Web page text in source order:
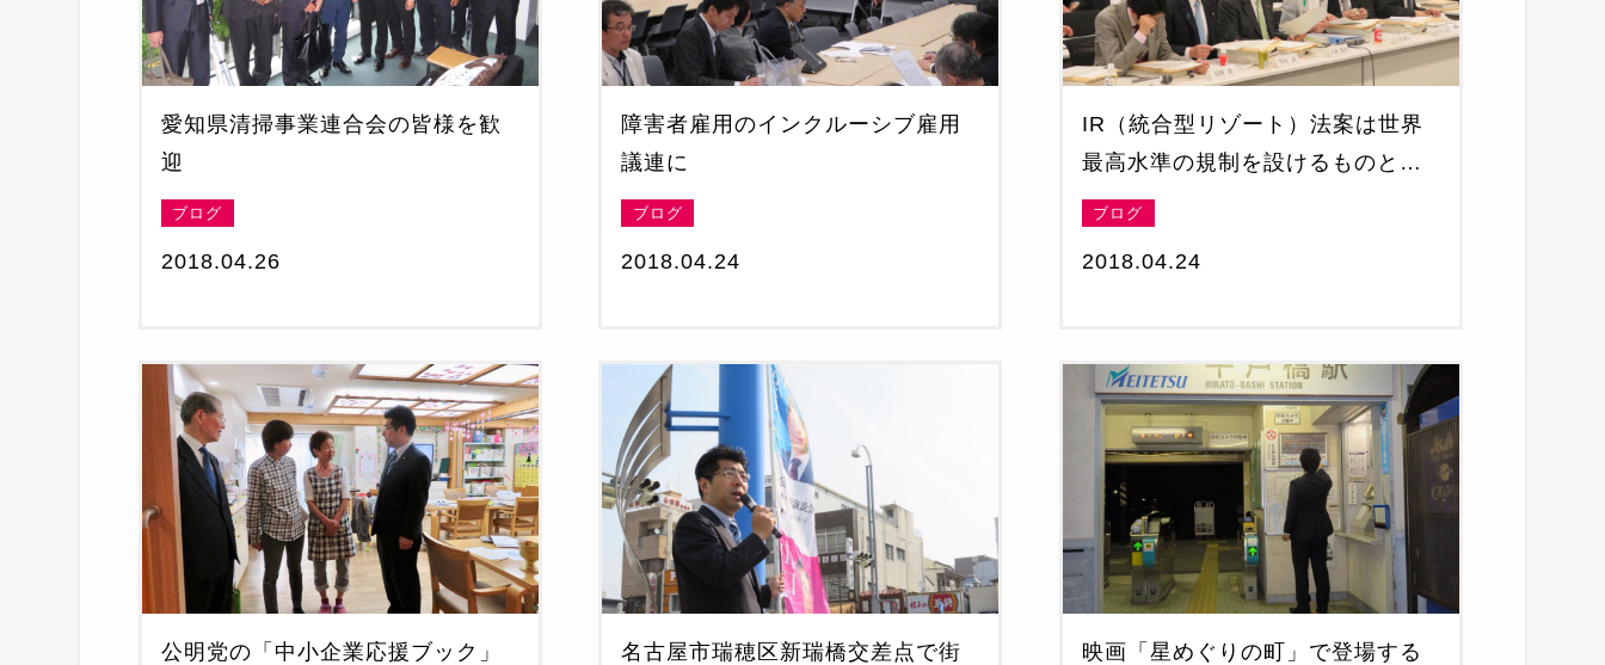
愛知県清掃事業連合会の皆様を歓
迎
ブログ
2018.04.26
障害者雇用のインクルーシブ雇用
議連に
ブログ
2018.04.24
IR（統合型リゾート）法案は世界
最高水準の規制を設けるものとな
りました
ブログ
2018.04.24
公明党の「中小企業応援ブック」
名古屋市瑞穂区新瑞橋交差点で街
映画「星めぐりの町」で登場する